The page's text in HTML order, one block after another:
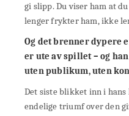
gi slipp. Du viser ham at
lenger frykter ham, ikke
Og det brenner dypere
er ute av spillet – og
uten publikum, uten
Det siste blikket inn i
endelige triumf over den